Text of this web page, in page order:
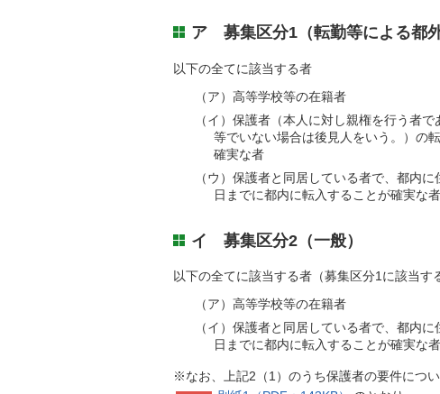
ア 募集区分1（転勤等による都
以下の全てに該当する者
（ア）高等学校等の在籍者
（イ）保護者（本人に対し親権を行う者
等でいない場合は後見人をいう。）の
確実な者
（ウ）保護者と同居している者で、都内
日までに都内に転入することが確実な
イ 募集区分2（一般）
以下の全てに該当する者（募集区分1に該当す
（ア）高等学校等の在籍者
（イ）保護者と同居している者で、都内
日までに都内に転入することが確実な
※なお、上記2（1）のうち保護者の要件につ